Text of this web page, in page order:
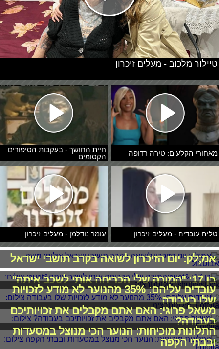
מאחורי הקלעים: טירה רדופה
חיית החושך - בעקבות הסיפורים
הקסומים
טליה עובדיה - מעלים זיכרון עומר נודלמן - מעלים זיכרון
טיילור מלכוב - מעלים זיכרון
אמ;לק: יום הזיכרון לשואה בקרב תושבי ישראל
בן 17: "המורה שלי הכריחה אותי לשכב איתה"
עובדים עליהם: 35% מהנוער לא מודע לזכויות
שלו בעבודה
משאל פרוגי: האם אתם מקבלים את זכויותיכם
בעבודה?
התלונות מוכיחות: הנוער הכי מנוצל במסעדות
ובבתי הקפה